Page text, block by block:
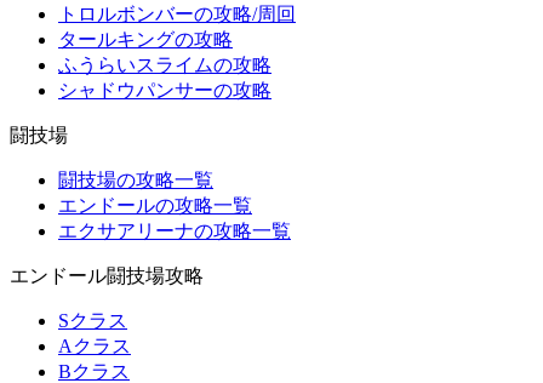
トロルボンバーの攻略/周回
タールキングの攻略
ふうらいスライムの攻略
シャドウパンサーの攻略
闘技場
闘技場の攻略一覧
エンドールの攻略一覧
エクサアリーナの攻略一覧
エンドール闘技場攻略
Sクラス
Aクラス
Bクラス